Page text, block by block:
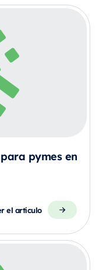
pymes en
el artículo